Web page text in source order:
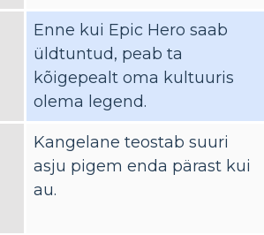
Enne kui Epic Hero saab
üldtuntud, peab ta
kõigepealt oma kultuuris
olema legend.
Kangelane teostab suuri
asju pigem enda pärast kui
au.